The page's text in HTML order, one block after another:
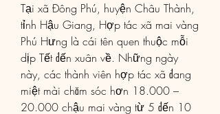
Tại xã Đông Phú, huyện Châu Thành,
tỉnh Hậu Giang, Hợp tác xã mai vàng
Phú Hưng là cái tên quen thuộc mỗi
dịp Tết đến xuân về. Những ngày
này, các thành viên hợp tác xã đang
miệt mài chăm sóc hơn 18.000 –
20.000 chậu mai vàng từ 5 đến 10